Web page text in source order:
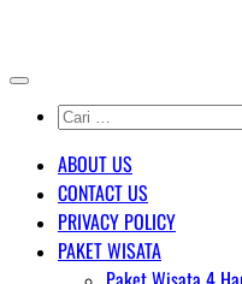
content
Cari
untuk:
ABOUT US
CONTACT US
PRIVACY POLICY
PAKET WISATA